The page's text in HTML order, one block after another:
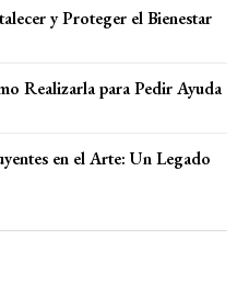
y Proteger el Bienestar
Realizarla para Pedir Ayuda
en el Arte: Un Legado